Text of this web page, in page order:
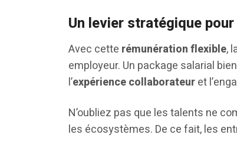
Un levier stratégique
Avec cette rémunération flexible,
employeur. Un package salarial
l’expérience collaborateuret
N’oubliez pas que les talents ne
les écosystèmes. De ce fait, les